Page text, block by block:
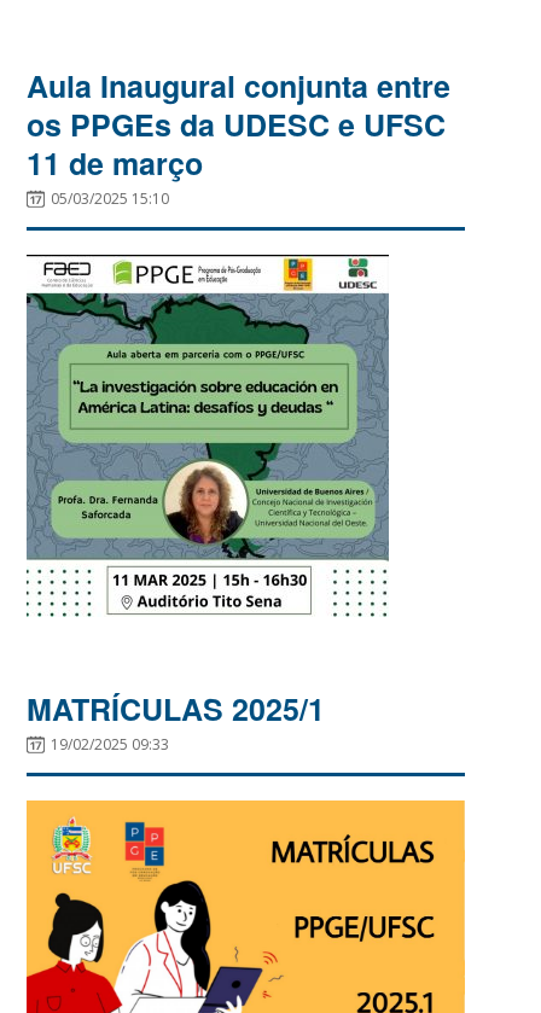
Aula Inaugural conjunta entre
os PPGEs da UDESC e UFSC
11 de março
05/03/2025 15:10
MATRÍCULAS 2025/1
19/02/2025 09:33